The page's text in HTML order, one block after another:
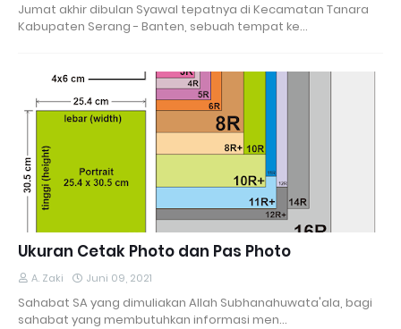
Jumat akhir dibulan Syawal tepatnya di Kecamatan Tanara
Kabupaten Serang - Banten, sebuah tempat ke…
Ukuran Cetak Photo dan Pas Photo
A. Zaki Juni 09, 2021
Sahabat SA yang dimuliakan Allah Subhanahuwata'ala, bagi
sahabat yang membutuhkan informasi men…